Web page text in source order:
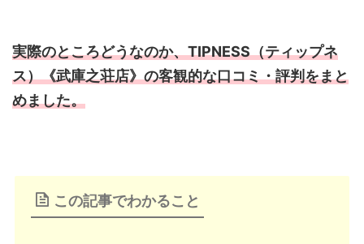
実際のところどうなのか、TIPNESS（ティップネ
ス）《武庫之荘店》の客観的な口コミ・評判をまと
めました。
この記事でわかること